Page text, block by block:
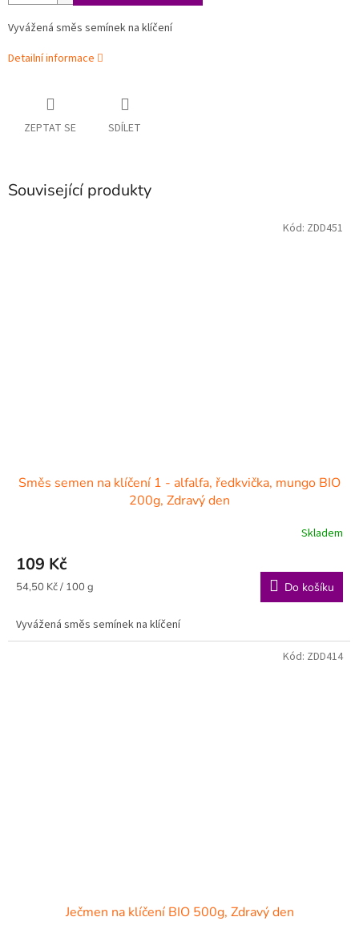
Vyvážená směs semínek na klíčení
Detailní informace
ZEPTAT SE SDÍLET
Související produkty
Směs semen na klíčení 1 - alfalfa, ředkvička, mungo BIO
200g, Zdravý den
Skladem
109 Kč
Měrná
54,50 Kč / 100 g Do košíku
Vyvážená směs semínek na klíčení
Kód: ZDD451
Ječmen na klíčení BIO 500g, Zdravý den
Kód: ZDD414